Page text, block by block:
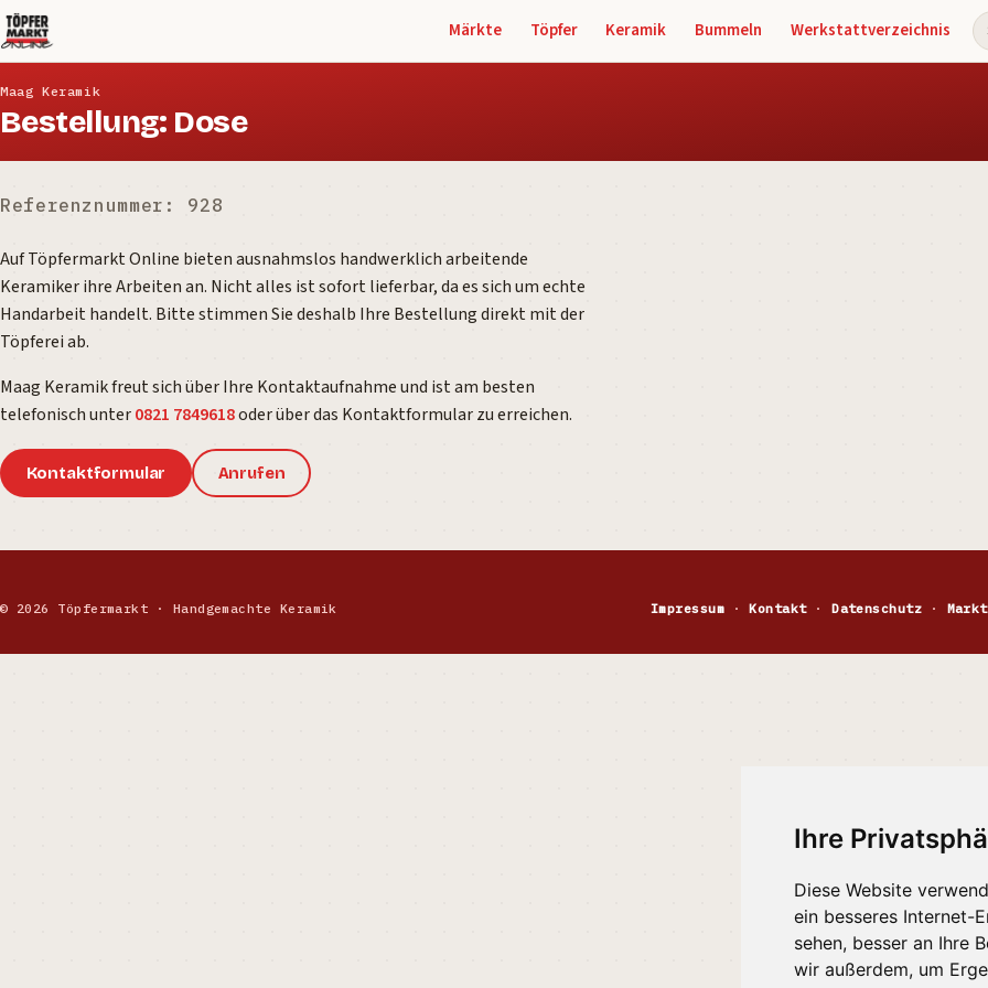
Ihre
Diese Website
ein besseres Internet-
sehen, besser an Ihre
wir außerdem, um
Märkte Töpfer Keramik Bummeln Werkstattverzeichnis
Maag Keramik
Bestellung: Dose
Referenznummer: 928
Auf Töpfermarkt Online bieten ausnahmslos handwerklich arbeitende
Keramiker ihre Arbeiten an. Nicht alles ist sofort lieferbar, da es sich um echte
Handarbeit handelt. Bitte stimmen Sie deshalb Ihre Bestellung direkt mit der
Töpferei ab.
Maag Keramik freut sich über Ihre Kontaktaufnahme und ist am besten
telefonisch unter0821 7849618oder über das Kontaktformular zu erreichen.
Kontaktformular Anrufen
© 2026 Töpfermarkt · Handgemachte Keramik Impressum ·Kontakt·Datenschutz ·